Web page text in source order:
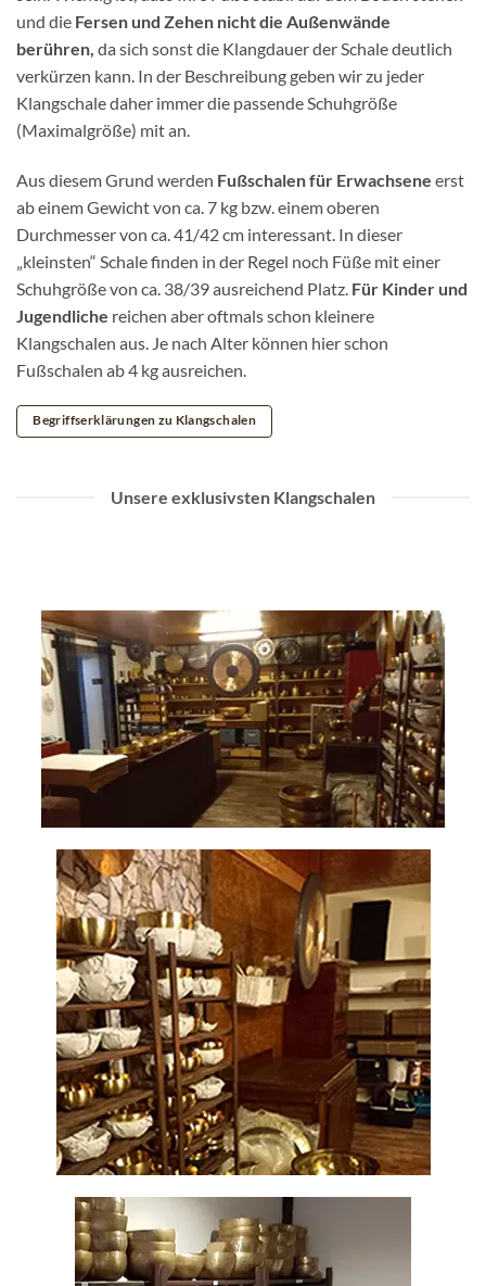
und die Fersen und Zehen nicht die Außenwände
berühren, da sich sonst die Klangdauer der Schale deutlich
verkürzen kann. In der Beschreibung geben wir zu jeder
Klangschale daher immer die passende Schuhgröße
(Maximalgröße) mit an.
Aus diesem Grund werden Fußschalen für Erwachsene erst
ab einem Gewicht von ca. 7 kg bzw. einem oberen
Durchmesser von ca. 41/42 cm interessant. In dieser
„kleinsten“ Schale finden in der Regel noch Füße mit einer
Schuhgröße von ca. 38/39 ausreichend Platz. Für Kinder und
Jugendliche reichen aber oftmals schon kleinere
Klangschalen aus. Je nach Alter können hier schon
Fußschalen ab 4 kg ausreichen.
Begriffserklärungen zu Klangschalen
Unsere exklusivsten Klangschalen